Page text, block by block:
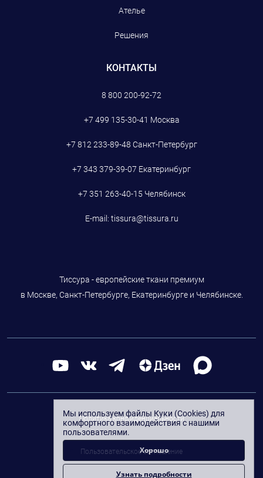
Ателье
Решения
КОНТАКТЫ
8 800 200-92-72
+7 499 135-30-41 Москва
+7 812 233-89-48 Санкт-Петербург
+7 343 379-39-07 Екатеринбург
+7 351 263-40-15 Челябинск
E-mail: tissura@tissura.ru
Тиссура - европейские ткани премиум
в Москве, Санкт-Петербурге, Екатеринбурге и Челябинске.
Политика конфиденциальности
Пользовательское соглашение
Мы используем файлы Куки (Cookies) для
комфортного взаимодействия с нашими
пользователями.
Хорошо
Узнать подробности